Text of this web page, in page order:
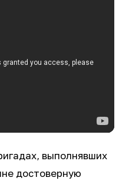
выполнявших
достоверную